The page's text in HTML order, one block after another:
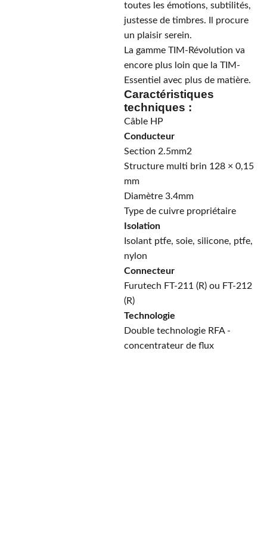
toutes les émotions, subtilités,
justesse de timbres. Il procure
un plaisir serein.
La gamme TIM-Révolution va
encore plus loin que la TIM-
Essentiel avec plus de matière.
Caractéristiques
techniques :
Câble HP
Conducteur
Section 2.5mm2
Structure multi brin 128 × 0,15
mm
Diamètre 3.4mm
Type de cuivre propriétaire
Isolation
Isolant ptfe, soie, silicone, ptfe,
nylon
Connecteur
Furutech FT-211 (R) ou FT-212
(R)
Technologie
Double technologie RFA -
concentrateur de flux